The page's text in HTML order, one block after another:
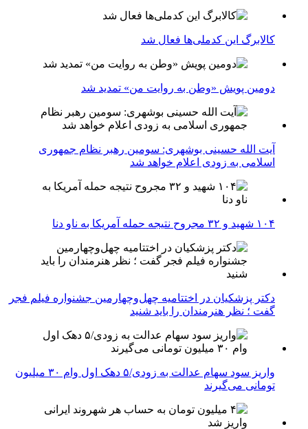
کالابرگ این کدملی‌ها فعال شد
دومین پویش «وطن به روایت من» تمدید شد
آیت الله حسینی بوشهری: سومین رهبر نظام جمهوری
اسلامی به زودی اعلام خواهد شد
۱۰۴ شهید و ۳۲ مجروح نتیجه حمله آمریکا به ناو دنا
دکتر پزشکیان در اختتامیه چهل‌وچهارمین جشنواره فیلم فجر
گفت ؛ نظر هنرمندان را باید شنید
واریز سود سهام عدالت به زودی/۵ دهک اول وام ۳۰ میلیون
تومانی می‌گیرند